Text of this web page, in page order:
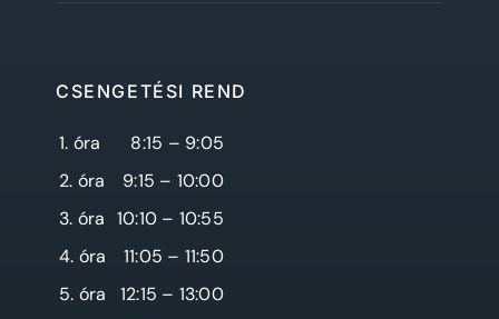
CSENGETÉSI REND
1. óra
8:15 – 9:05
2. óra
9:15 – 10:00
3. óra 10:10 – 10:55
4. óra
11:05 – 11:50
5. óra
12:15 – 13:00